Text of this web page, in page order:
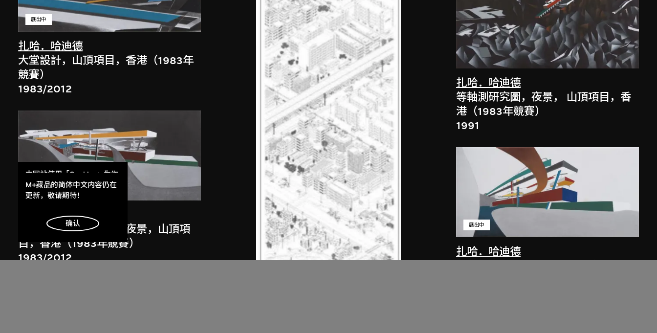
扎哈．哈迪德
展出中
大堂設計，山頂項目，香港（1983年
競賽）
1983/2012
扎哈．哈迪德
展出中
斜坡入口／坡度入口，夜景，山頂項
目，香港（1983年競賽）
1983/2012
扎哈．哈迪德
等軸測研究圖，夜景， 山頂項目，香
港（1983年競賽）
1991
扎哈．哈迪德
展出中
本网站使用「Cookies」为你
提供最好的网站体验。
了解更多
明白
M+藏品的简体中文内容仍在
更新，敬请期待！
确认